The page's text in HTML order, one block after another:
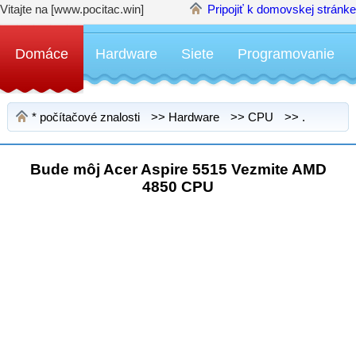
Vitajte na [www.pocitac.win] Pripojiť k domovskej stránke
Domáce Hardware Siete Programovanie
* počítačové znalosti >> Hardware >> CPU >> .
Bude môj Acer Aspire 5515 Vezmite AMD
4850 CPU